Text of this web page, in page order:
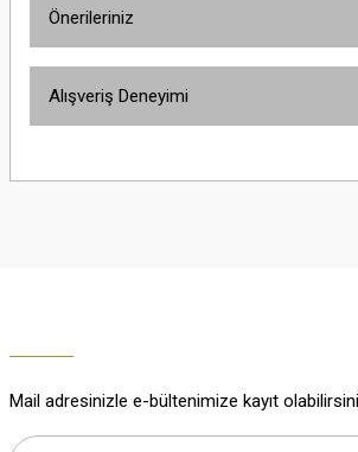
Önerileriniz
yetersiz gördüğünüz noktaları öneri formunu
Alışveriş Deneyimi
Mail adresinizle e-bültenimize kayıt